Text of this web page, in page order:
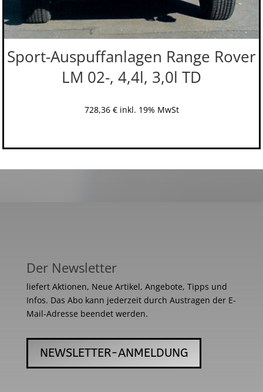
Sport-Auspuffanlagen Range Rover
LM 02-, 4,4l, 3,0l TD
728,36 € inkl. 19% MwSt
Der Newsletter
liefert Aktionen, Neue Artikel, Angebote, Tipps und
Infos. Das Abo kann jederzeit durch Austragen der E-
Mail-Adresse beendet werden.
NEWSLETTER-ANMELDUNG